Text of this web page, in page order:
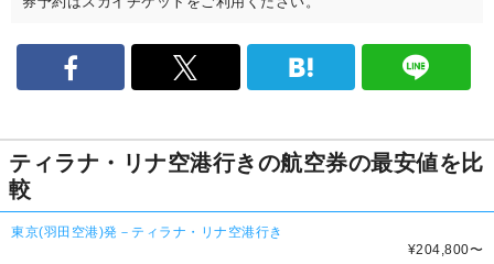
ティラナ・リナ空港行きの航空券の最安値を比
較
東京(羽田空港)発－ティラナ・リナ空港行き
¥204,800〜